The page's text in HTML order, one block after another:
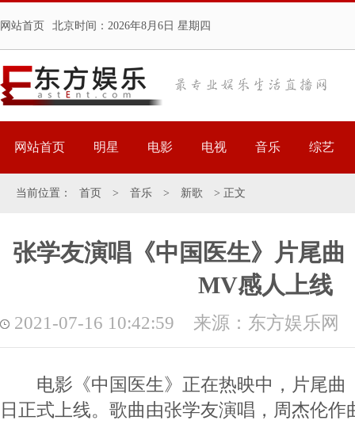
网站首页 北京时间： 2026年8月6日 星期四
网站首页 明星 电影 电视 音乐 综艺
当前位置： 首页 > 音乐 > 新歌 > 正文
张学友演唱《中国医生》片尾曲
MV感人上线
2021-07-16 10:42:59 来源：东方娱乐网
电影《中国医生》正在热映中，片尾曲
日正式上线。歌曲由张学友演唱，周杰伦作